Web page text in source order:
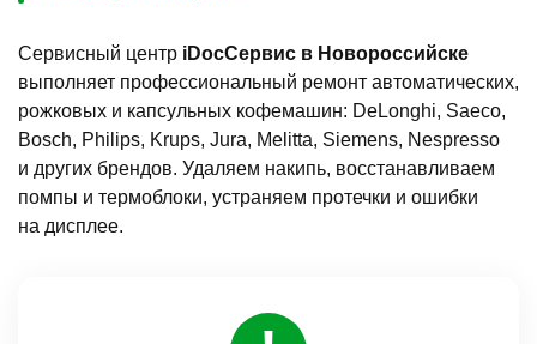
Сервисный центр iDocСервис в Новороссийске
выполняет профессиональный ремонт автоматических,
рожковых и капсульных кофемашин: DeLonghi, Saeco,
Bosch, Philips, Krups, Jura, Melitta, Siemens, Nespresso
и других брендов. Удаляем накипь, восстанавливаем
помпы и термоблоки, устраняем протечки и ошибки
на дисплее.